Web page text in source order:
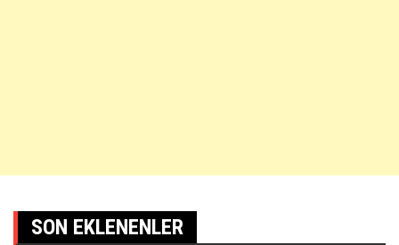
SON EKLENENLER